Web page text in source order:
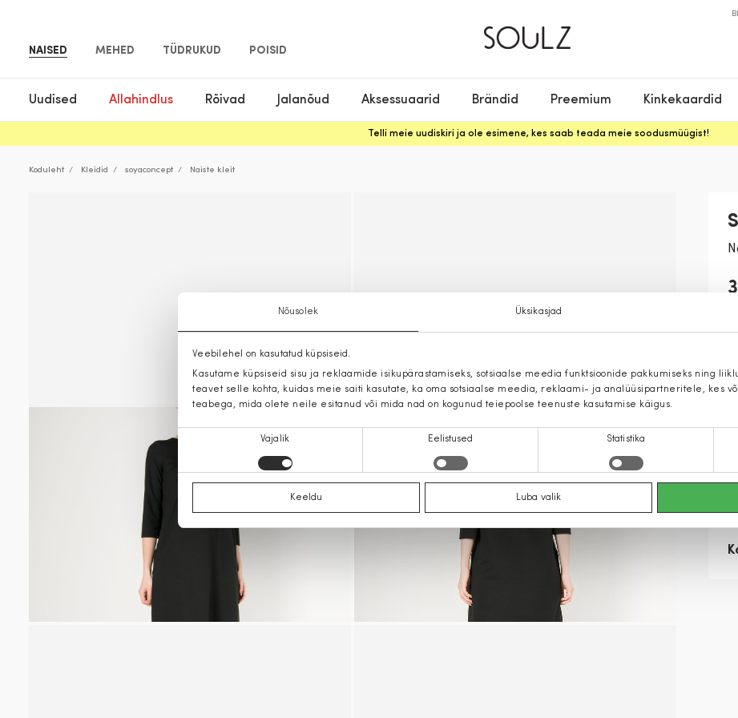
Nõusolek Üksikasjad
Veebilehel on kasutatud küpsiseid.
Kasutame küpsiseid sisu ja reklaamide isikupärastamiseks, sotsiaalse meedia funktsioonide pakkumiseks ning
teavet selle kohta, kuidas meie saiti kasutate, ka oma sotsiaalse meedia, reklaami- ja analüüsipartneritele, kes
teabega, mida olete neile esitanud või mida nad on kogunud teiepoolse teenuste kasutamise käigus.
Nõusoleku
Vajalik Eelistused Statistika
Keeldu Luba valik
NAISED MEHED TÜDRUKUD POISID
Uudised Allahindlus Rõivad Jalanõud Aksessuaarid Brändid Preemium Kinkekaardid
Telli meie uudiskiri ja ole esimene, kes saab teada meie soodusmüügist!
Koduleht Kleidid soyaconcept Naiste kleit